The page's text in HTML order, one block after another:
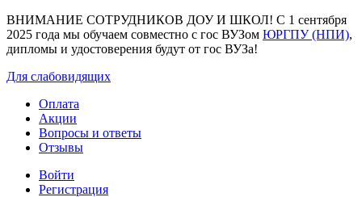
ВНИМАНИЕ СОТРУДНИКОВ ДОУ И ШКОЛ! С 1 сентября
2025 года мы обучаем совместно с гос ВУЗом ЮРГПУ (НПИ),
дипломы и удостоверения будут от гос ВУЗа!
Для слабовидящих
Оплата
Акции
Вопросы и ответы
Отзывы
Войти
Регистрация